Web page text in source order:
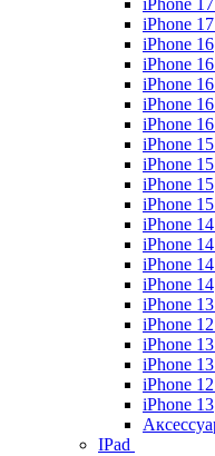
iPhone
iPhone
iPhone 16
iPhone
iPhone
iPhone
iPhone
iPhone
iPhone
iPhone 15
iPhone
iPhone
iPhone
iPhone
iPhone 14
iPhone
iPhone
iPhone
iPhone
iPhone
iPhone 13
IPad